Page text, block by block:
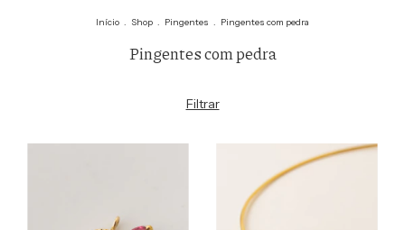
Início . Shop . Pingentes . Pingentes com pedra
Pingentes com pedra
Filtrar